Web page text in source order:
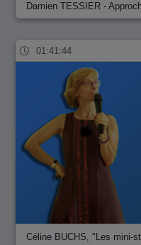
Damien TESSIER -
01:41:44
Céline BUCHS, "Les mini-